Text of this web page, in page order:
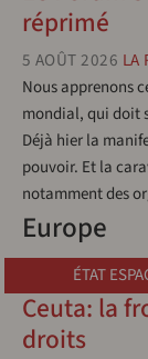
réprimé
5 AOÛT 2026 LA
Nous apprenons
mondial, qui doit
Déjà hier la
pouvoir. Et la
notamment des
Europe
ÉTAT
Ceuta: la
droits